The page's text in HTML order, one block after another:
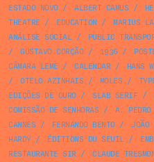
ESTADO NOVO/ ALBERT CAMUS /
THEATRE / EDUCATION / MARIUS
ANÁLISE SOCIAL/ PUBLIC
/
GUSTAVO CORÇÃO/ 1936 /
CÂMARA LEME / CALENDAR/ HANS
/
OTELO AZINHAIS / MOLES /
EDIÇÕES DE OURO/ SLAB SERIF /
COMISSÃO DE SENHORAS / A. PEDRO
CANNES / FERNANDO BENTO/ JOÃO
HARDY/ ÉDITIONS DU SEUIL/
RESTAURANTE SIR/ CLAUDE